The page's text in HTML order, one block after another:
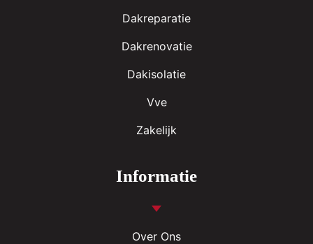
Dakreparatie
Dakrenovatie
Dakisolatie
Vve
Zakelijk
Informatie
Over Ons